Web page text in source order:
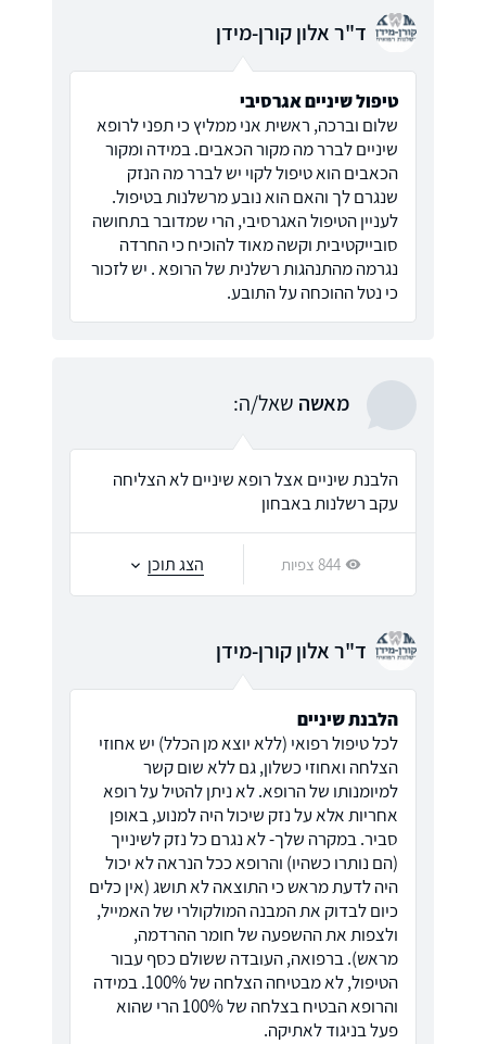
ד"ר אלון קורן-מידן
טיפול שיניים אגרסיבי
שלום וברכה, ראשית אני ממליץ כי תפני לרופא
שיניים לברר מה מקור הכאבים. במידה ומקור
הכאבים הוא טיפול לקוי יש לברר מה הנזק
שנגרם לך והאם הוא נובע מרשלנות בטיפול.
לעניין הטיפול האגרסיבי, הרי שמדובר בתחושה
סובייקטיבית וקשה מאוד להוכיח כי החרדה
נגרמה מהתנהגות רשלנית של הרופא . יש לזכור
כי נטל ההוכחה על התובע.
מאשה שאל/ה:
הלבנת שיניים אצל רופא שיניים לא הצליחה
עקב רשלנות באבחון
844 צפיות הצג תוכן
ד"ר אלון קורן-מידן
הלבנת שיניים
לכל טיפול רפואי (ללא יוצא מן הכלל) יש אחוזי
הצלחה ואחוזי כשלון, גם ללא שום קשר
למיומנותו של הרופא. לא ניתן להטיל על רופא
אחריות אלא על נזק שיכול היה למנוע, באופן
סביר. במקרה שלך- לא נגרם כל נזק לשינייך
(הם נותרו כשהיו) והרופא ככל הנראה לא יכול
היה לדעת מראש כי התוצאה לא תושג (אין כלים
כיום לבדוק את המבנה המולקולרי של האמייל,
ולצפות את ההשפעה של חומר ההרדמה,
מראש). ברפואה, העובדה ששולם כסף עבור
הטיפול, לא מבטיחה הצלחה של 100%. במידה
והרופא הבטיח בצלחה של 100% הרי שהוא
פעל בניגוד לאתיקה.